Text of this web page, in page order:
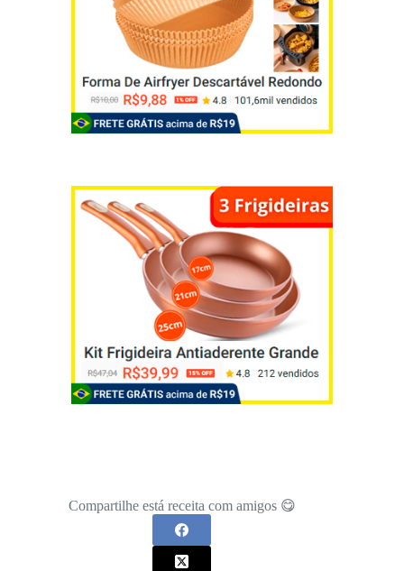
Compartilhe está receita com amigos 😋